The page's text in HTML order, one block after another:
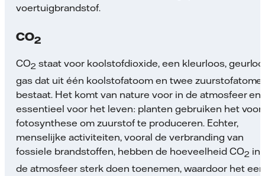
voertuigbrandstof.
CO2
CO2 staat voor koolstofdioxide, een kleurloos,
gas dat uit één koolstofatoom en twee
bestaat. Het komt van nature voor in de atmosfeer en
essentieel voor het leven: planten gebruiken het voor
fotosynthese om zuurstof te produceren. Echter,
menselijke activiteiten, vooral de verbranding van
fossiele brandstoffen, hebben de hoeveelheid CO2 in
de atmosfeer sterk doen toenemen, waardoor het een